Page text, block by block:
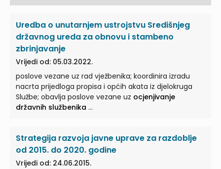
Uredba o unutarnjem ustrojstvu Središnjeg
državnog ureda za obnovu i stambeno
zbrinjavanje
Vrijedi od: 05.03.2022.
poslove vezane uz rad vježbenika; koordinira izradu
nacrta prijedloga propisa i općih akata iz djelokruga
Službe; obavlja poslove vezane uz ocjenjivanje
državnih službenika ...
Strategija razvoja javne uprave za razdoblje
od 2015. do 2020. godine
Vrijedi od: 24.06.2015.